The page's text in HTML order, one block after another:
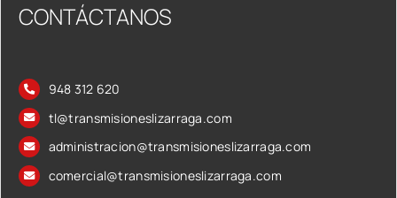
CONTÁCTANOS
948 312 620
tl@transmisioneslizarraga.com
administracion@transmisioneslizarraga.com
comercial@transmisioneslizarraga.com